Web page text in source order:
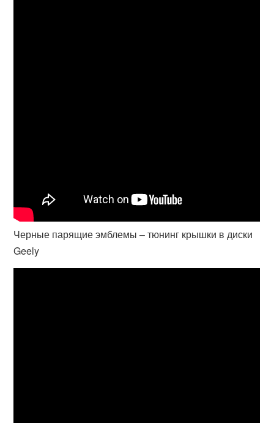
Черные парящие эмблемы – тюнинг крышки в диски
Geely